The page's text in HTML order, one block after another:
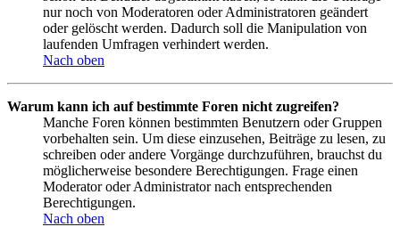
nur noch von Moderatoren oder Administratoren geändert
oder gelöscht werden. Dadurch soll die Manipulation von
laufenden Umfragen verhindert werden.
Nach oben
Warum kann ich auf bestimmte Foren nicht zugreifen?
Manche Foren können bestimmten Benutzern oder Gruppen
vorbehalten sein. Um diese einzusehen, Beiträge zu lesen, zu
schreiben oder andere Vorgänge durchzuführen, brauchst du
möglicherweise besondere Berechtigungen. Frage einen
Moderator oder Administrator nach entsprechenden
Berechtigungen.
Nach oben